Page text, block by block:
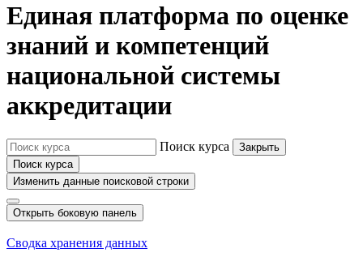
Единая платформа по оценке
знаний и компетенций
национальной системы
аккредитации
Поиск курса
Закрыть
Поиск курса
Изменить данные поисковой строки
Открыть боковую панель
Сводка хранения данных